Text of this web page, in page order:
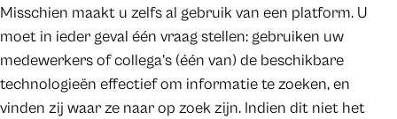
Misschien maakt u zelfs al gebruik van een platform. U
moet in ieder geval één vraag stellen: gebruiken uw
medewerkers of collega’s (één van) de beschikbare
technologieën effectief om informatie te zoeken, en
vinden zij waar ze naar op zoek zijn. Indien dit niet het